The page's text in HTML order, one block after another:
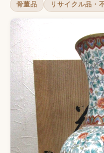
骨董品 リサイクル品・